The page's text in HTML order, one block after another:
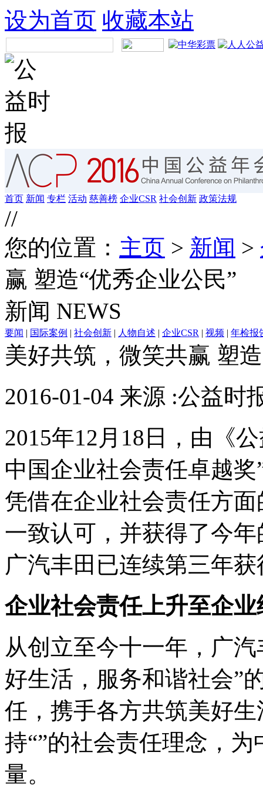
设为首页 收藏本站
首页 新闻 专栏 活动 慈善榜 企业CSR 社会创新 政策法规
//
您的位置： 主页 > 新闻 >
赢 塑造“优秀企业公民”
新闻 NEWS
要闻 | 国际案例 | 社会创新 | 人物自述 | 企业CSR | 视频 | 年检报
美好共筑，微笑共赢 塑
2016-01-04 来源 :公益时
2015年12月18日，由《
中国企业社会责任卓越
凭借在企业社会责任方
一致认可，并获得了今
广汽丰田已连续第三年
企业社会责任上升至企
从创立至今十一年，广
好生活，服务和谐社会”
任，携手各方共筑美好
持“”的社会责任理念，
量。